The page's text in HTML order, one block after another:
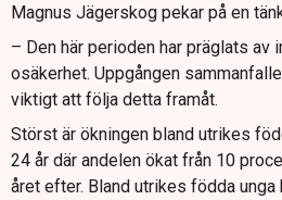
Magnus Jägerskog pekar på en
– Den här perioden har präglats av
osäkerhet. Uppgången
viktigt att följa detta framåt.
Störst är ökningen bland utrikes
24 år där andelen ökat från 10
året efter. Bland utrikes födda unga